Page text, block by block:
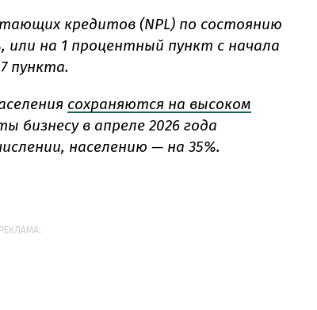
кредитов (NPL) по состоянию
или на 1 процентный пункт с начала
пункта.
сохраняются на высоком
бизнесу в апреле 2026 года
населению — на 35%.
РЕКЛАМА: